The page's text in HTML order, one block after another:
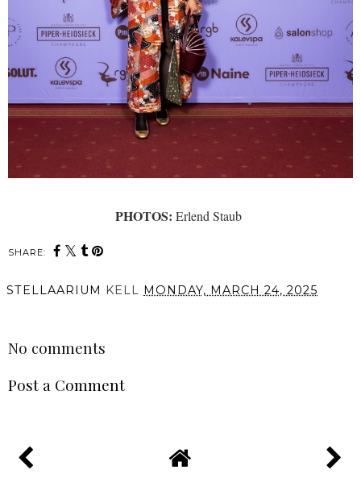
PHOTOS: Erlend Staub
SHARE:
STELLAARIUM KELL MONDAY, MARCH 24, 2025
No comments
Post a Comment